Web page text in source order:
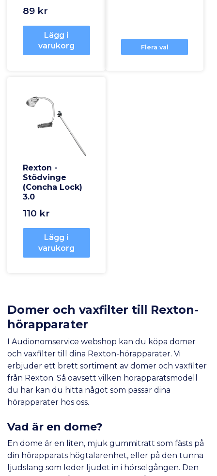
89 kr
Lägg i
varukorg
Flera val
Rexton -
Stödvinge
(Concha Lock)
3.0
110 kr
Lägg i
varukorg
Domer och vaxfilter till Rexton-
hörapparater
I Audionomservice webshop kan du köpa domer
och vaxfilter till dina Rexton-hörapparater. Vi
erbjuder ett brett sortiment av domer och vaxfilter
från Rexton. Så oavsett vilken hörapparatsmodell
du har kan du hitta något som passar dina
hörapparater hos oss.
Vad är en dome?
En dome är en liten, mjuk gummitratt som fästs på
din hörapparats högtalarenhet, eller på den tunna
ljudslang som leder ljudet in i hörselgången. Den